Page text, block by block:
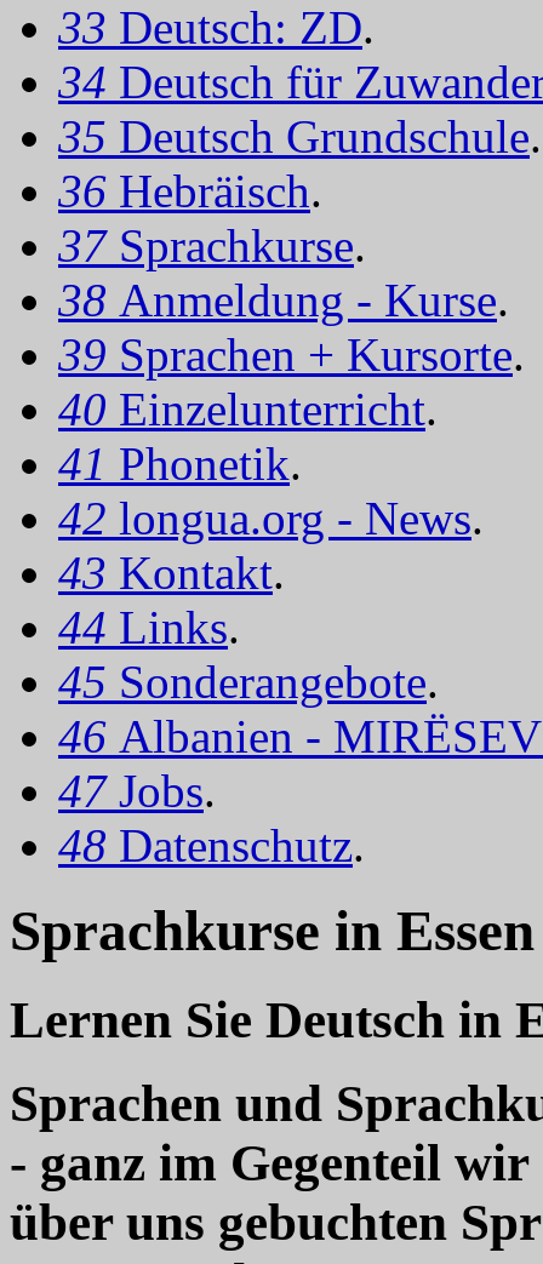
33 Deutsch: ZD.
34 Deutsch für
35 Deutsch Grundschule.
36 Hebräisch.
37 Sprachkurse.
38 Anmeldung - Kurse.
39 Sprachen + Kursorte.
40 Einzelunterricht.
41 Phonetik.
42 longua.org - News.
43 Kontakt.
44 Links.
45 Sonderangebote.
46 Albanien -
47 Jobs.
48 Datenschutz.
Sprachkurse in
Lernen Sie Deutsch in
Sprachen und
- ganz im Gegenteil
über uns gebuchten